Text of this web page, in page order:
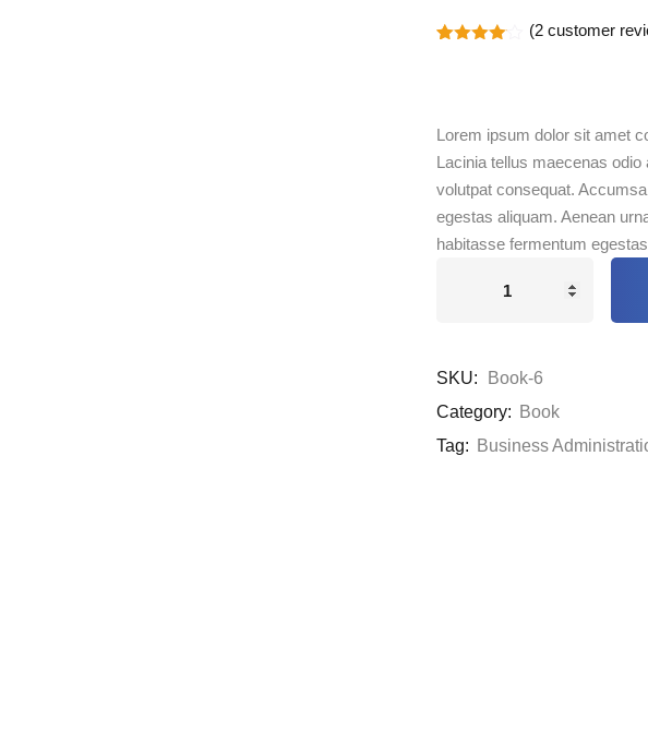
customer
ratings
(2 customer
Lorem ipsum dolor sit amet
Lacinia tellus maecenas
volutpat consequat.
egestas aliquam. Aenean
habitasse fermentum
SKU:
Book-6
Category:
Book
Tag:
Business